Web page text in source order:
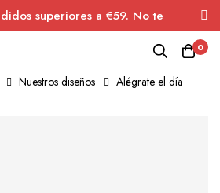
superiores a €59. No te
0
Nuestros diseños Alégrate el día